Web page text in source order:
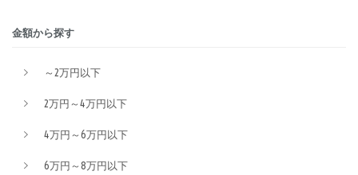
金額から探す
～2万円以下
2万円～4万円以下
4万円～6万円以下
6万円～8万円以下